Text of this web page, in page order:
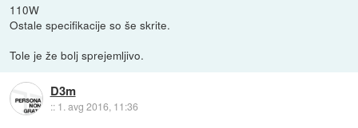
110W
Ostale specifikacije so še skrite.
Tole je že bolj sprejemljivo.
D3m
:: 1. avg 2016, 11:36